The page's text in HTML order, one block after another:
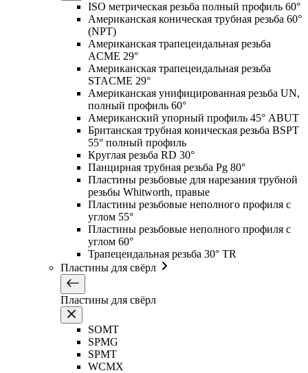
ISO метрическая резьба полный профиль 60°
Американская коническая трубная резьба 60°
(NPT)
Американская трапецеидальная резьба
ACME 29°
Американская трапецеидальная резьба
STACME 29°
Американская унифицированная резьба UN,
полный профиль 60°
Американский упорный профиль 45° ABUT
Британская трубная коническая резьба BSPT
55° полный профиль
Круглая резьба RD 30°
Панцирная трубная резьба Pg 80°
Пластины резьбовые для нарезания трубной
резьбы Whitworth, правые
Пластины резьбовые неполного профиля с
углом 55°
Пластины резьбовые неполного профиля с
углом 60°
Трапецеидальная резьба 30° TR
Пластины для свёрл
Пластины для свёрл
SOMT
SPMG
SPMT
WCMX